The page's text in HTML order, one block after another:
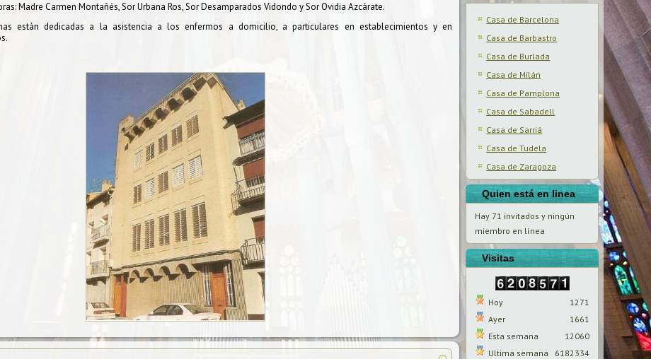
Madre Carmen Montañés, Sor Urbana Ros, Sor Desamparados Vidondo y Sor Ovidia Azcárate.
están dedicadas a la asistencia a los enfermos a domicilio, a particulares en establecimientos y en
Casa de Barcelona
Casa de Barbastro
Casa de Burlada
Casa de Milán
Casa de Pamplona
Casa de Sabadell
Casa de Sarriá
Casa de Tudela
Casa de Zaragoza
Quien está en linea
Hay 71 invitados y ningún
miembro en línea
Visitas
Hoy
Ayer
Esta semana
Ultima semana
1271
1661
12060
6182334